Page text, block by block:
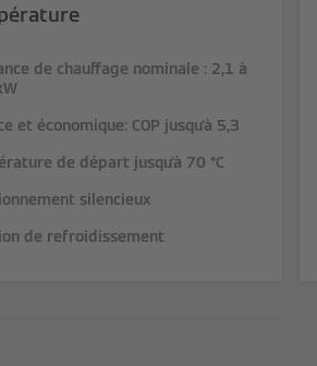
de chauffage nominale : 2,1 à
et économique: COP jusqu'à 5,3
de départ jusqu'à 70 °C
silencieux
de refroidissement